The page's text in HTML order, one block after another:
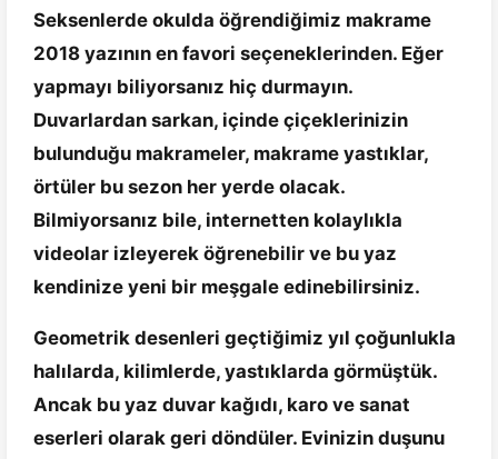
Seksenlerde okulda öğrendiğimiz makrame
2018 yazının en favori seçeneklerinden. Eğer
yapmayı biliyorsanız hiç durmayın.
Duvarlardan sarkan, içinde çiçeklerinizin
bulunduğu makrameler, makrame yastıklar,
örtüler bu sezon her yerde olacak.
Bilmiyorsanız bile, internetten kolaylıkla
videolar izleyerek öğrenebilir ve bu yaz
kendinize yeni bir meşgale edinebilirsiniz.
Geometrik desenleri geçtiğimiz yıl çoğunlukla
halılarda, kilimlerde, yastıklarda görmüştük.
Ancak bu yaz duvar kağıdı, karo ve sanat
eserleri olarak geri döndüler. Evinizin duşunu